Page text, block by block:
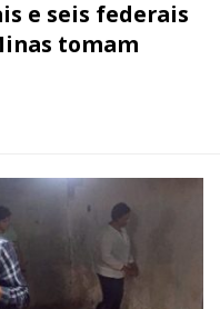
e seis federais
tomam